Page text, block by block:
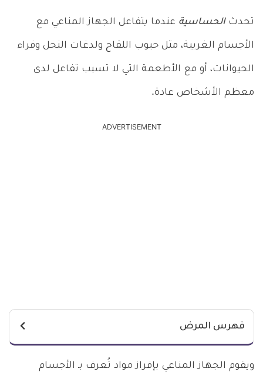
تحدثالحساسية عندما يتفاعل الجهاز المناعي مع
الأجسام الغريبة، مثل حبوب اللقاح ولدغات النحل وفراء
الحيوانات، أو مع الأطعمة التي لا تسبب تفاعل لدى
معظم الأشخاص عادة.
ADVERTISEMENT
فهرس المرض
ويقوم الجهاز المناعي بإفراز مواد تُعرف بـ الأجسام